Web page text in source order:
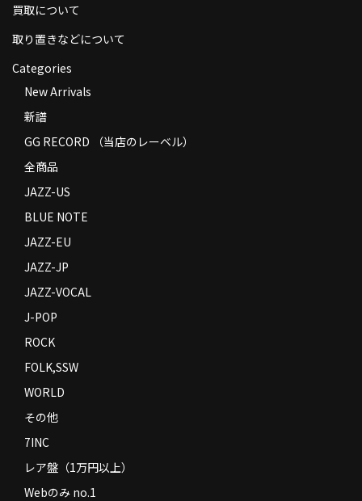
買取について
取り置きなどについて
Categories
New Arrivals
新譜
GG RECORD （当店のレーベル）
全商品
JAZZ-US
BLUE NOTE
JAZZ-EU
JAZZ-JP
JAZZ-VOCAL
J-POP
ROCK
FOLK,SSW
WORLD
その他
7INC
レア盤（1万円以上）
Webのみ no.1